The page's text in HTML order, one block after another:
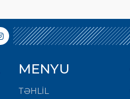
MENYU
TƏHLİL